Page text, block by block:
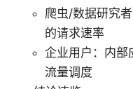
爬虫/数据研究
的请求速率
企业用户：内部
流量调度